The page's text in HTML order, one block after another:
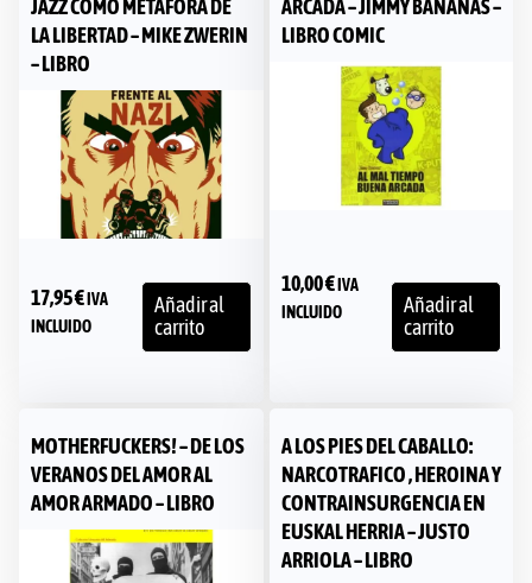
JAZZ COMO METAFORA DE
LA LIBERTAD – MIKE ZWERIN
– LIBRO
17,95€ IVA
INCLUIDO
Añadir al
carrito
ARCADA – JIMMY BANANAS –
LIBRO COMIC
10,00€ IVA
INCLUIDO
Añadir al
carrito
MOTHERFUCKERS! – DE LOS
VERANOS DEL AMOR AL
AMOR ARMADO – LIBRO
A LOS PIES DEL CABALLO:
NARCOTRAFICO , HEROINA Y
CONTRAINSURGENCIA EN
EUSKAL HERRIA – JUSTO
ARRIOLA – LIBRO